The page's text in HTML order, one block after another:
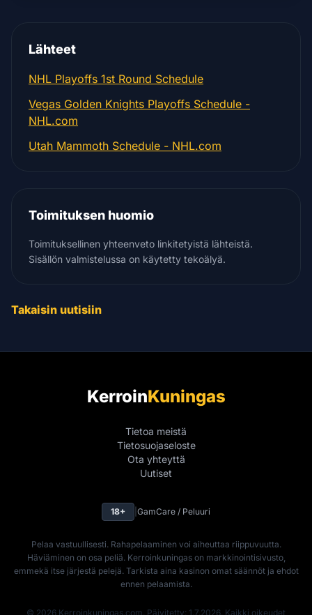
Lähteet
NHL Playoffs 1st Round Schedule
Vegas Golden Knights Playoffs Schedule -
NHL.com
Utah Mammoth Schedule - NHL.com
Toimituksen huomio
Toimituksellinen yhteenveto linkitetyistä lähteistä.
Sisällön valmistelussa on käytetty tekoälyä.
Takaisin uutisiin
KerroinKuningas
Tietoa meistä
Tietosuojaseloste
Ota yhteyttä
Uutiset
18+ GamCare / Peluuri
Pelaa vastuullisesti. Rahapelaaminen voi aiheuttaa riippuvuutta.
Häviäminen on osa peliä. Kerroinkuningas on markkinointisivusto,
emmekä itse järjestä pelejä. Tarkista aina kasinon omat säännöt ja ehdot
ennen pelaamista.
© 2026 Kerroinkuningas.com. Päivitetty: 1.7.2026. Kaikki oikeudet